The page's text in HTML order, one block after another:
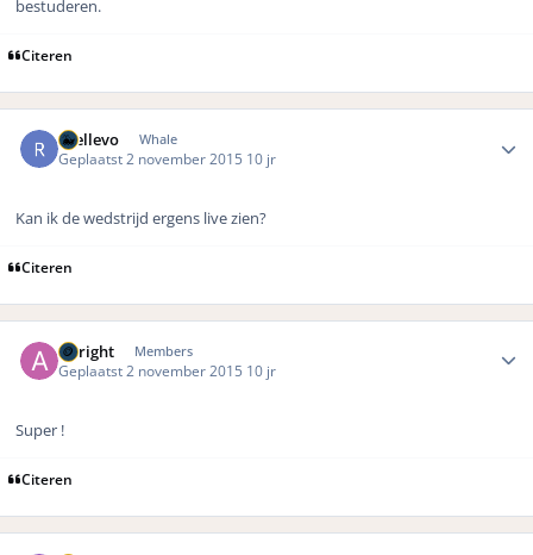
bestuderen.
Citeren
rhellevo Whale
Geplaatst 2 november 2015 10 jr
Kan ik de wedstrijd ergens live zien?
Citeren
Allright Members
Geplaatst 2 november 2015 10 jr
Super !
Citeren